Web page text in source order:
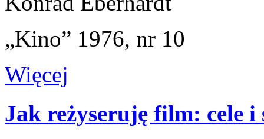
„Kino” 1976, nr 10
Więcej
Jak reżyseruję film: cele i